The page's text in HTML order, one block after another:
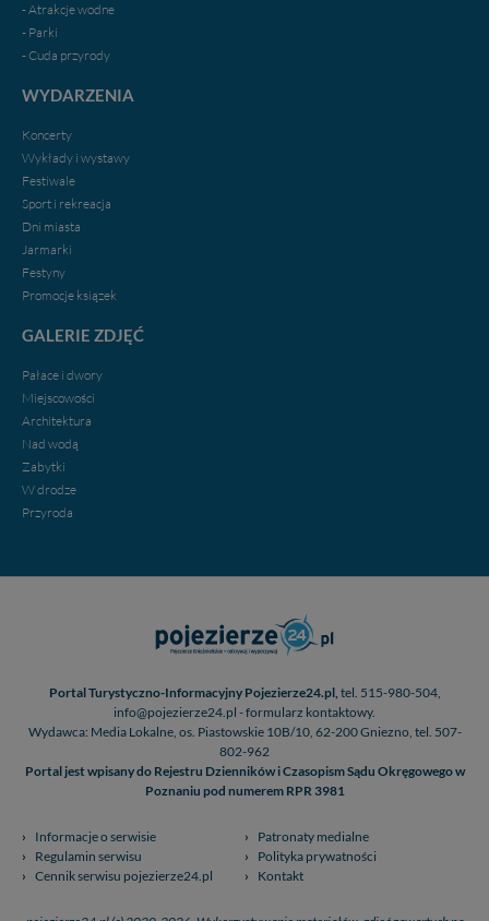
- Atrakcje wodne
- Parki
- Cuda przyrody
WYDARZENIA
Koncerty
Wykłady i wystawy
Festiwale
Sport i rekreacja
Dni miasta
Jarmarki
Festyny
Promocje ksiązek
GALERIE ZDJĘĆ
Pałace i dwory
Miejscowości
Architektura
Nad wodą
Zabytki
W drodze
Przyroda
Portal Turystyczno-Informacyjny Pojezierze24.pl, tel. 515-980-504,
info@pojezierze24.pl - formularz kontaktowy.
Wydawca: Media Lokalne, os. Piastowskie 10B/10, 62-200 Gniezno, tel. 507-
802-962
Portal jest wpisany do Rejestru Dzienników i Czasopism Sądu Okręgowego w
Poznaniu pod numerem RPR 3981
Informacje o serwisie
Patronaty medialne
Regulamin serwisu
Polityka prywatności
Cennik serwisu pojezierze24.pl
Kontakt